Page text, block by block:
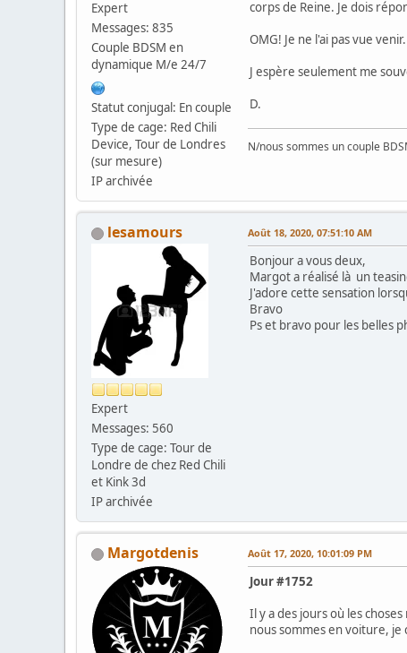
Expert
Messages: 835
Couple BDSM en
dynamique M/e 24/7
Statut conjugal: En couple
Type de cage: Red Chili
Device, Tour de Londres
(sur mesure)
IP archivée
corps de Reine. Je dois
OMG! Je ne l'ai pas vue
J espère seulement me
D.
N/nous sommes un couple
lesamours
Expert
Messages: 560
Type de cage: Tour de
Londre de chez Red Chili
et Kink 3d
IP archivée
Août 18, 2020, 07:51:10 AM
Bonjour a vous deux,
Margot a réalisé là un
J'adore cette sensation
Bravo
Ps et bravo pour les belles
Margotdenis Août 17, 2020, 10:01:09 PM
Jour #1752
Il y a des jours où les
nous sommes en voiture, je